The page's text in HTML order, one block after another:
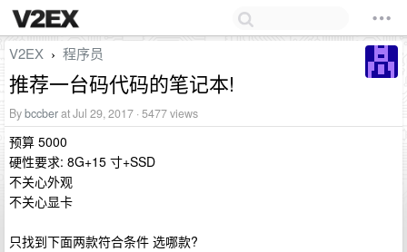
V2EX › 程序员
推荐一台码代码的笔记本!
Bybccberat Jul 29, 2017 · 5477 views
预算 5000
硬性要求: 8G+15 寸+SSD
不关心外观
不关心显卡
只找到下面两款符合条件 选哪款?